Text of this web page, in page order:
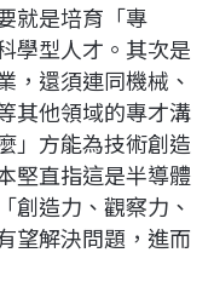
就是培育「專
學型人才。其次是
，還須連同機械、
其他領域的專才溝
」方能為技術創造
堅直指這是半導體
創造力、觀察力、
望解決問題，進而